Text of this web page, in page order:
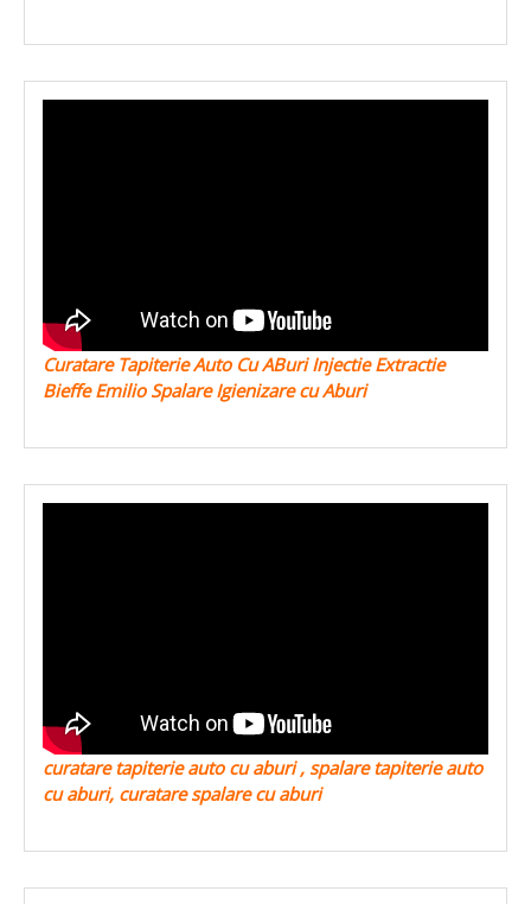
Curatare Tapiterie Auto Cu ABuri Injectie Extractie
Bieffe Emilio Spalare Igienizare cu Aburi
curatare tapiterie auto cu aburi , spalare tapiterie auto
cu aburi, curatare spalare cu aburi